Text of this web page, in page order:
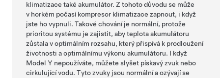
klimatizace také akumulátor. Z tohoto důvodu se může
v horkém počasí kompresor klimatizace zapnout, i když
jste ho vypnuli. Takové chování je normální, protože
prioritou systému je zajistit, aby teplota akumulátoru
zůstala v optimálním rozsahu, který přispívá k prodloužení
životnosti a optimálnímu výkonu akumulátoru. I když
Model Y nepoužíváte, můžete slyšet pískavý zvuk nebo
cirkulující vodu. Tyto zvuky jsou normální a ozývají se